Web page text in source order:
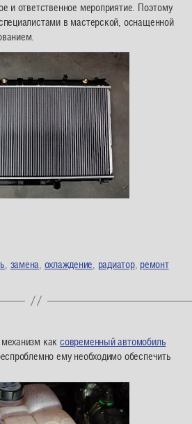
и ответственное мероприятие. Поэтому
в мастерской, оснащенной
замена охлаждение радиатор, ремонт
как современный автомобиль
ему необходимо обеспечить